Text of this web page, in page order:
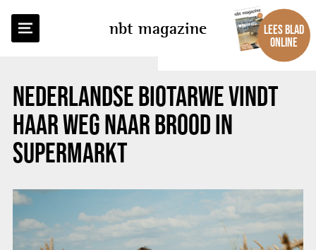
nbt magazine
LEES BLAD
ONLINE
NEDERLANDSE BIOTARWE VINDT
HAAR WEG NAAR BROOD IN
SUPERMARKT
TERUG NAAR OVERZICHT